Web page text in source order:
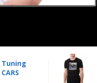
Tuning
CARS